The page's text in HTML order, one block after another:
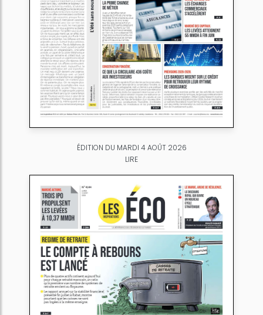
ÉDITION DU MARDI 4 AOÛT 2026
LIRE